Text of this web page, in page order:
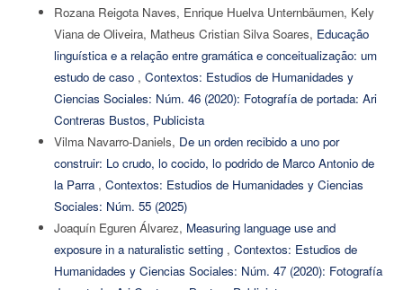
Rozana Reigota Naves, Enrique Huelva Unternbäumen, Kely
Viana de Oliveira, Matheus Cristian Silva Soares, Educação
linguística e a relação entre gramática e conceitualização: um
estudo de caso , Contextos: Estudios de Humanidades y
Ciencias Sociales: Núm. 46 (2020): Fotografía de portada: Ari
Contreras Bustos, Publicista
Vilma Navarro-Daniels, De un orden recibido a uno por
construir: Lo crudo, lo cocido, lo podrido de Marco Antonio de
la Parra , Contextos: Estudios de Humanidades y Ciencias
Sociales: Núm. 55 (2025)
Joaquín Eguren Álvarez, Measuring language use and
exposure in a naturalistic setting , Contextos: Estudios de
Humanidades y Ciencias Sociales: Núm. 47 (2020): Fotografía